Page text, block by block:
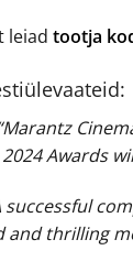
leiadtootja
Awards
successful
and thrilling